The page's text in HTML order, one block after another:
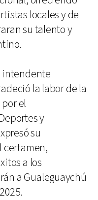
locales y de
su talento y
intendente
la labor de la
el
y
su
certamen,
a los
a Gualeguaychú